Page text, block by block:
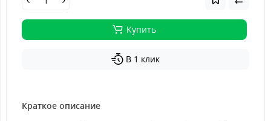
Купить
В 1 клик
Краткое описание